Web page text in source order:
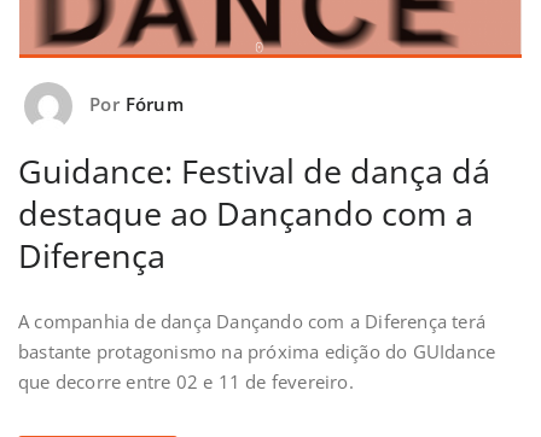
Por Fórum
Guidance: Festival de dança dá
destaque ao Dançando com a
Diferença
A companhia de dança Dançando com a Diferença terá
bastante protagonismo na próxima edição do GUIdance
que decorre entre 02 e 11 de fevereiro.